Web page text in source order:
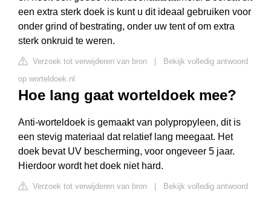
een extra sterk doek is kunt u dit ideaal gebruiken voor
onder grind of bestrating, onder uw tent of om extra
sterk onkruid te weren.
Verzoek tot verwijderen van bron
Bekijk volledig antwoord
op worteldoek.nl
Hoe lang gaat worteldoek mee?
Anti-worteldoek is gemaakt van polypropyleen, dit is
een stevig materiaal dat relatief lang meegaat. Het
doek bevat UV bescherming, voor ongeveer 5 jaar.
Hierdoor wordt het doek niet hard.
Verzoek tot verwijderen van bron
Bekijk volledig antwoord